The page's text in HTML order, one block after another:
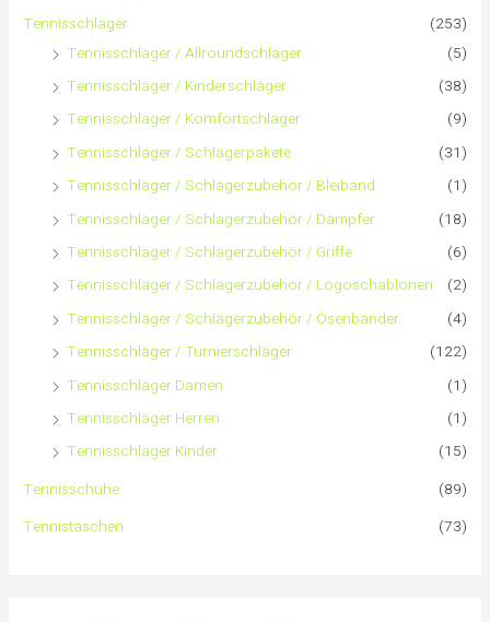
a
Tennisschläger
(253)
Tennisschläger / Allroundschläger
(5)
Tennisschläger / Kinderschläger
(38)
Tennisschläger / Komfortschläger
(9)
Tennisschläger / Schlägerpakete
(31)
Tennisschläger / Schlägerzubehör / Bleiband
(1)
Tennisschläger / Schlägerzubehör / Dämpfer
(18)
Tennisschläger / Schlägerzubehör / Griffe
(6)
Tennisschläger / Schlägerzubehör / Logoschablonen
(2)
Tennisschläger / Schlägerzubehör / Ösenbänder
(4)
Tennisschläger / Turnierschläger
(122)
Tennisschläger Damen
(1)
Tennisschläger Herren
(1)
Tennisschläger Kinder
(15)
Tennisschuhe
(89)
Tennistaschen
(73)